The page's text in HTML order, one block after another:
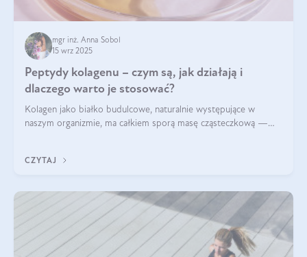
mgr inż. Anna Sobol
15 wrz 2025
Peptydy kolagenu – czym są, jak działają i
dlaczego warto je stosować?
Kolagen jako białko budulcowe, naturalnie występujące w
naszym organizmie, ma całkiem sporą masę cząsteczkową —
bardziej biodostępny
CZYTAJ